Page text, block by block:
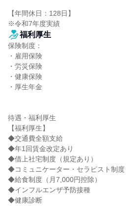
【年間休日：128日】
※令和7年度実績
福利厚生
保険制度：
・雇用保険
・労災保険
・健康保険
・厚生年金
待遇・福利厚生
【福利厚生】
◆交通費全額支給
◆年1回賃金改定あり
◆借上社宅制度（規定あり）
◆コミュニケーター・セラピスト制度
◆給食制度（月7,000円控除）
◆インフルエンザ予防接種
◆健康診断